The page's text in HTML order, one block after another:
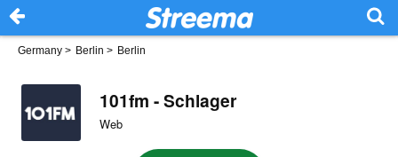
Germany > Berlin > Berlin
101fm - Schlager
Web